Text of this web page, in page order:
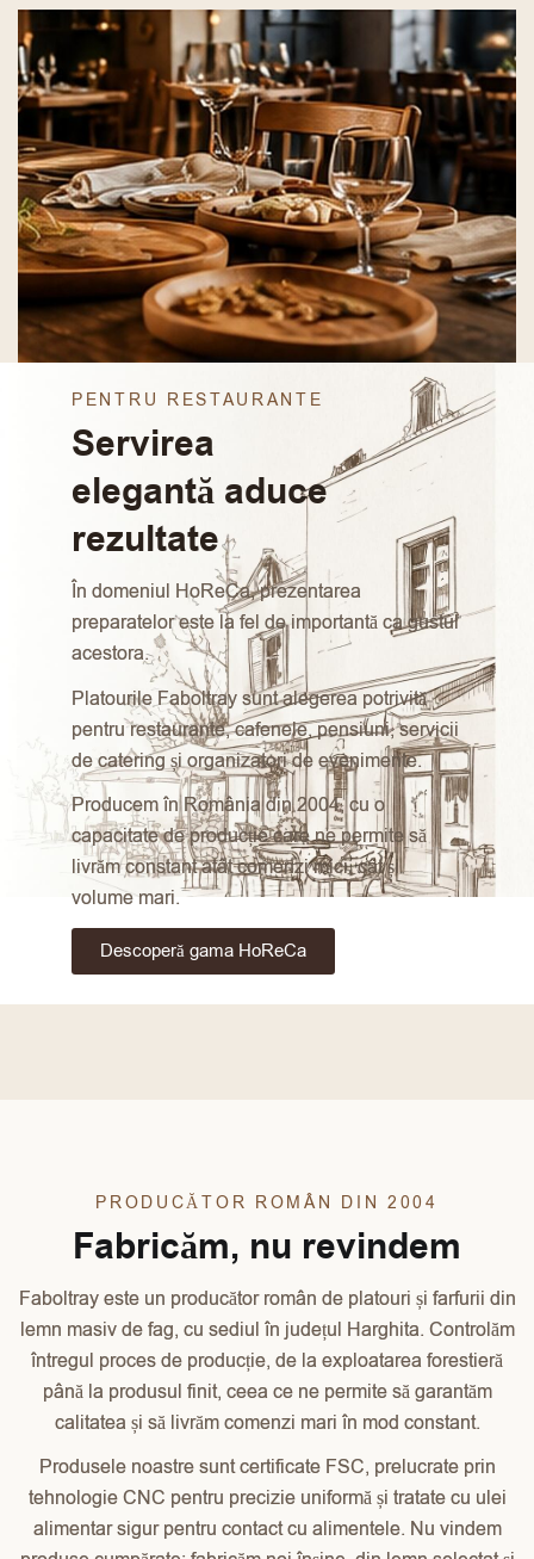
PENTRU RESTAURANTE
Servirea
elegantă aduce
rezultate
În domeniul HoReCa, prezentarea
preparatelor este la fel de importantă ca gustul
acestora.
Platourile Faboltray sunt alegerea potrivită
pentru restaurante, cafenele, pensiuni, servicii
de catering și organizatori de evenimente.
Producem în România din 2004, cu o
capacitate de producție care ne permite să
livrăm constant atât comenzi mici, cât și
volume mari.
Descoperă gama HoReCa
PRODUCĂTOR ROMÂN DIN 2004
Fabricăm, nu revindem
Faboltray este un producător român de platouri și farfurii din
lemn masiv de fag, cu sediul în județul Harghita. Controlăm
întregul proces de producție, de la exploatarea forestieră
până la produsul finit, ceea ce ne permite să garantăm
calitatea și să livrăm comenzi mari în mod constant.
Produsele noastre sunt certificate FSC, prelucrate prin
tehnologie CNC pentru precizie uniformă și tratate cu ulei
alimentar sigur pentru contact cu alimentele. Nu vindem